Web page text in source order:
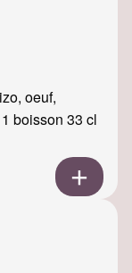
oeuf,
boisson 33 cl